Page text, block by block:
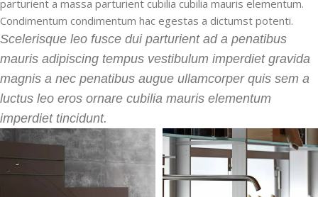
parturient a massa parturient cubilia cubilia mauris elementum.
Condimentum condimentum hac egestas a dictumst potenti.
Scelerisque leo fusce dui parturient ad a penatibus
mauris adipiscing tempus vestibulum imperdiet gravida
magnis a nec penatibus augue ullamcorper quis sem a
luctus leo eros ornare cubilia mauris elementum
imperdiet tincidunt.